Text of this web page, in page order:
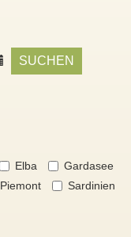
SUCHEN
Elba
Gardasee
Piemont
Sardinien